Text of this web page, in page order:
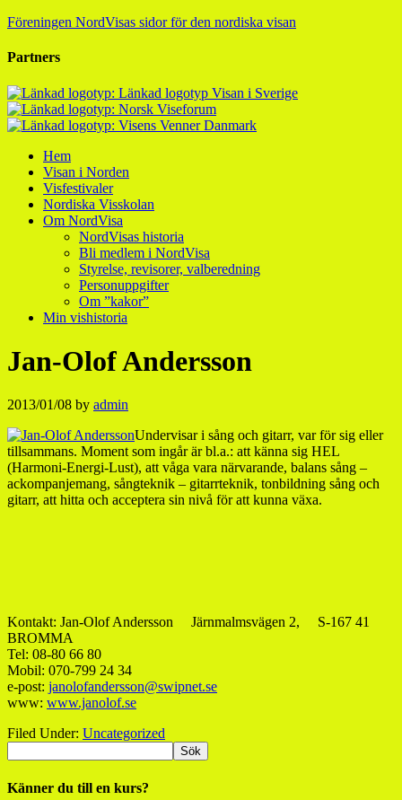
Föreningen NordVisas sidor för den nordiska visan
Partners
Hem
Visan i Norden
Visfestivaler
Nordiska Visskolan
Om NordVisa
NordVisas historia
Bli medlem i NordVisa
Styrelse, revisorer, valberedning
Personuppgifter
Om ”kakor”
Min vishistoria
Jan-Olof Andersson
2013/01/08 by admin
Undervisar i sång och gitarr, var för sig eller
tillsammans. Moment som ingår är bl.a.: att känna sig HEL
(Harmoni-Energi-Lust), att våga vara närvarande, balans sång –
ackompanjemang, sångteknik – gitarrteknik, tonbildning sång och
gitarr, att hitta och acceptera sin nivå för att kunna växa.
Kontakt: Jan-Olof Andersson Järnmalmsvägen 2, S-167 41
BROMMA
Tel: 08-80 66 80
Mobil: 070-799 24 34
e-post: janolofandersson@swipnet.se
www: www.janolof.se
Filed Under: Uncategorized
Känner du till en kurs?